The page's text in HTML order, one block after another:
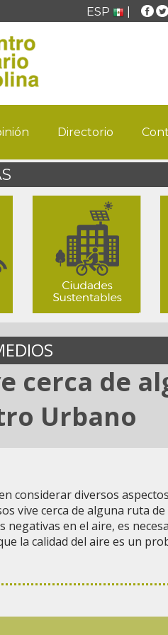
ESP
Directorio
cerca de
Urbano
considerar diversos
vive cerca de alguna ruta
en el aire, es
la calidad del aire es un